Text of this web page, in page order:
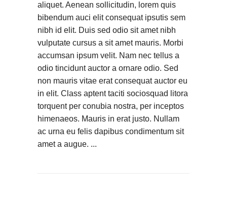
aliquet. Aenean sollicitudin, lorem quis
bibendum auci elit consequat ipsutis sem
nibh id elit. Duis sed odio sit amet nibh
vulputate cursus a sit amet mauris. Morbi
accumsan ipsum velit. Nam nec tellus a
odio tincidunt auctor a ornare odio. Sed
non mauris vitae erat consequat auctor eu
in elit. Class aptent taciti sociosquad litora
torquent per conubia nostra, per inceptos
himenaeos. Mauris in erat justo. Nullam
ac urna eu felis dapibus condimentum sit
amet a augue.